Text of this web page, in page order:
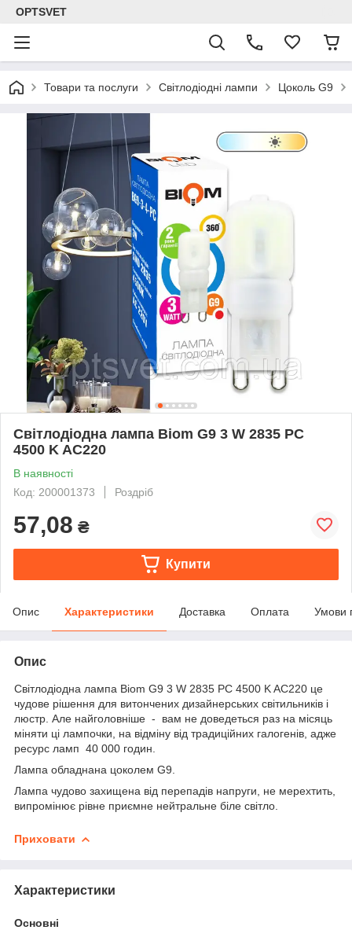
OPTSVET
Товари та послуги Світлодіодні лампи Цоколь G9
Світлодіодна лампа Biom G9 3 W 2835 PC
4500 K AC220
В наявності
Код: 200001373
Роздріб
57,08 ₴
Купити
Опис Характеристики Доставка Оплата Умови
Опис
Світлодіодна лампа Biom G9 3 W 2835 PC 4500 K AC220 це
чудове рішення для витончених дизайнерських світильників і
люстр. Але найголовніше - вам не доведеться раз на місяць
міняти ці лампочки, на відміну від традиційних галогенів, адже
ресурс ламп 40 000 годин.
Лампа обладнана цоколем G9.
Лампа чудово захищена від перепадів напруги, не мерехтить,
випромінює рівне приємне нейтральне біле світло.
Приховати
Характеристики
Основні